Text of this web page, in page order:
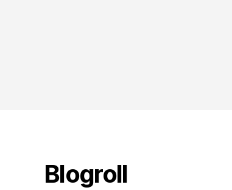
Blogroll